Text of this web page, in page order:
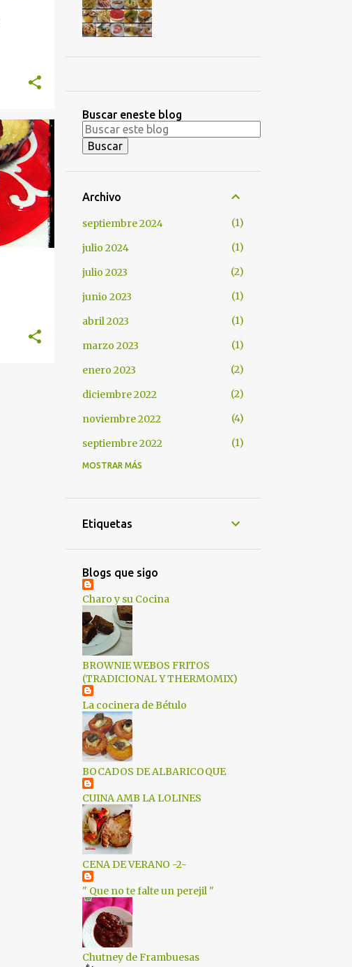
+3
Buscar eneste blog
Archivo
septiembre 2024
1
julio 2024
1
julio 2023
2
junio 2023
1
abril 2023
1
marzo 2023
1
enero 2023
2
diciembre 2022
2
noviembre 2022
4
septiembre 2022
1
junio 2022
enero 2022
octubre 2021
septiembre 2021
julio 2021
junio 2021
mayo 2021
marzo 2021
1
enero 2021
diciembre 2020
octubre 2020
septiembre 2020
mayo 2020
abril 2020
marzo 2020
febrero 2020
enero 2020
diciembre 2019
octubre 2019
MOSTRAR MÁS
Etiquetas
Blogs que sigo
Charo y su Cocina
BROWNIE WEBOS FRITOS
(TRADICIONAL Y THERMOMIX)
La cocinera de Bétulo
BOCADOS DE ALBARICOQUE
CUINA AMB LA LOLINES
CENA DE VERANO -2-
" Que no te falte un perejil "
Chutney de Frambuesas